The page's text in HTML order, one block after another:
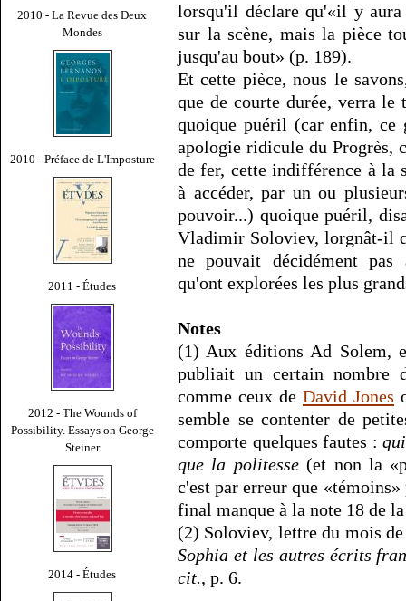
2010 - La Revue des Deux
Mondes
2010 - Préface de L'Imposture
2011 - Études
2012 - The Wounds of
Possibility. Essays on George
Steiner
2014 - Études
lorsqu'il déclare qu'«il y aura
sur la scène, mais la pièce
jusqu'au bout» (p. 189).
Et cette pièce, nous le
que de courte durée, verra
quoique puéril (car enfin, ce
apologie ridicule du Progrès,
de fer, cette indifférence à la
à accéder, par un ou
pouvoir...) quoique puéril,
Vladimir Soloviev, lorgnât-il
ne pouvait décidément pas
qu'ont explorées les plus
Notes
(1) Aux éditions Ad Solem,
publiait un certain nombre
comme ceux de David Jones
semble se contenter de
comporte quelques fautes :
que la politesse(et non la
c'est par erreur que
final manque à la note 18 de
(2) Soloviev, lettre du mois
Sophia et les autres écrits
cit., p. 6.